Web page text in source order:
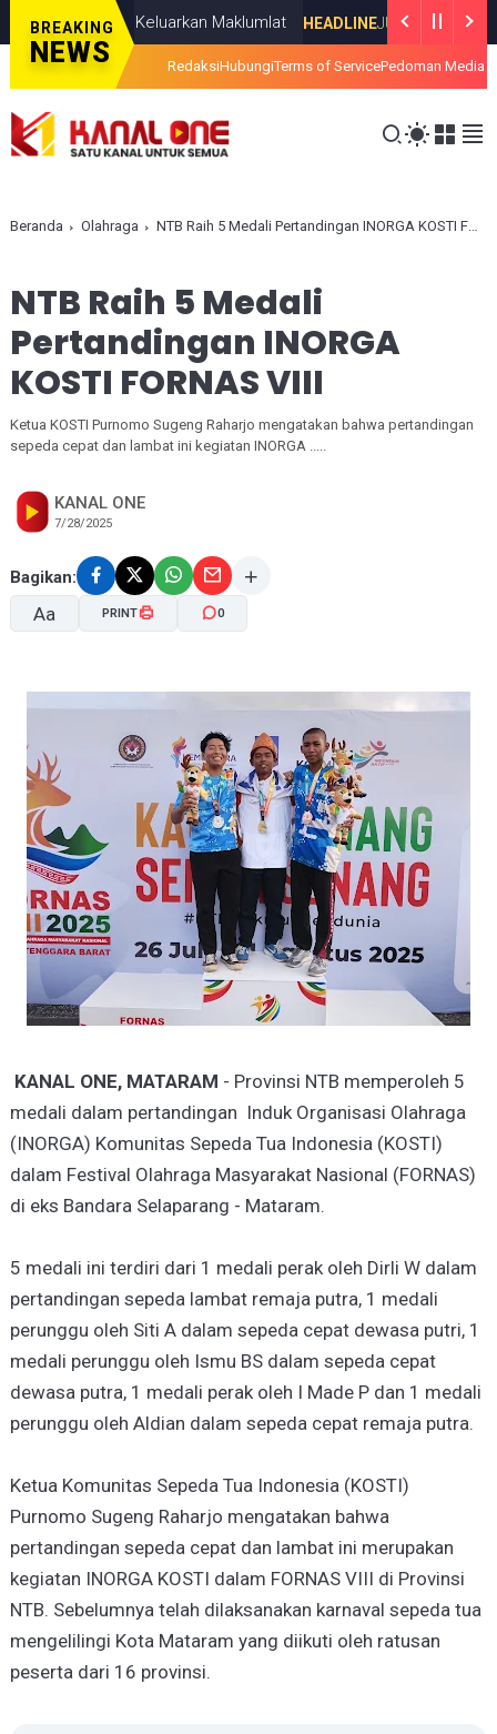
BREAKING
NEWS
Keluarkan Maklumlat HEADLINE JULY 19, 2026 Survei
RedaksiHubungiTerms of ServicePedoman Media
Beranda Olahraga NTB Raih 5 Medali Pertandingan INORGA KOSTI FORNAS VIII
NTB Raih 5 Medali
Pertandingan INORGA
KOSTI FORNAS VIII
Ketua KOSTI Purnomo Sugeng Raharjo mengatakan bahwa pertandingan
sepeda cepat dan lambat ini kegiatan INORGA .....
KANAL ONE
7/28/2025
Bagikan:
Aa PRINT 0
KANAL ONE, MATARAM - Provinsi NTB memperoleh 5
medali dalam pertandingan Induk Organisasi Olahraga
(INORGA) Komunitas Sepeda Tua Indonesia (KOSTI)
dalam Festival Olahraga Masyarakat Nasional (FORNAS)
di eks Bandara Selaparang - Mataram.
5 medali ini terdiri dari 1 medali perak oleh Dirli W dalam
pertandingan sepeda lambat remaja putra, 1 medali
perunggu oleh Siti A dalam sepeda cepat dewasa putri, 1
medali perunggu oleh Ismu BS dalam sepeda cepat
dewasa putra, 1 medali perak oleh I Made P dan 1 medali
perunggu oleh Aldian dalam sepeda cepat remaja putra.
Ketua Komunitas Sepeda Tua Indonesia (KOSTI)
Purnomo Sugeng Raharjo mengatakan bahwa
pertandingan sepeda cepat dan lambat ini merupakan
kegiatan INORGA KOSTI dalam FORNAS VIII di Provinsi
NTB. Sebelumnya telah dilaksanakan karnaval sepeda tua
mengelilingi Kota Mataram yang diikuti oleh ratusan
peserta dari 16 provinsi.